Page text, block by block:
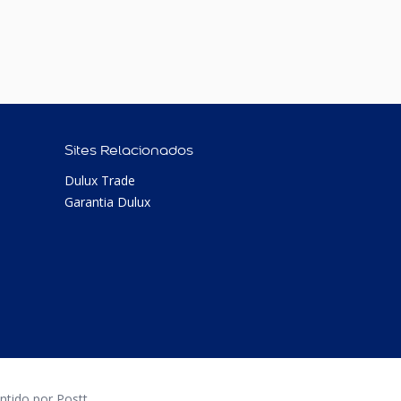
Sites Relacionados
Dulux Trade
Garantia Dulux